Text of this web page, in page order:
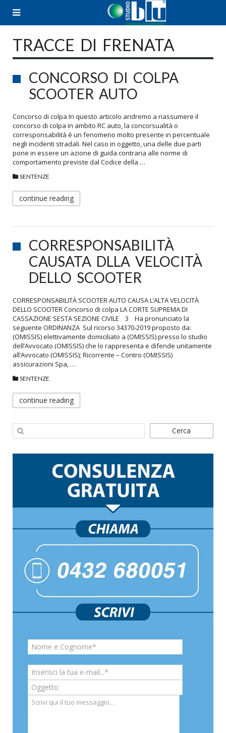
TRACCE DI FRENATA
CONCORSO DI COLPA
SCOOTER AUTO
Concorso di colpa In questo articolo andremo a riassumere il
concorso di colpa in ambito RC auto, la concorsualità o
corresponsabilità è un fenomeno molto presente in percentuale
negli incidenti stradali. Nel caso in oggetto, una delle due parti
pone in essere un azione di guida contraria alle norme di
comportamento previste dal Codice della …
SENTENZE
continue reading
CORRESPONSABILITÀ
CAUSATA DLLA VELOCITÀ
DELLO SCOOTER
CORRESPONSABILITÀ SCOOTER AUTO CAUSA L’ALTA VELOCITÀ
DELLO SCOOTER Concorso di colpa LA CORTE SUPREMA DI
CASSAZIONE SESTA SEZIONE CIVILE 3 Ha pronunciato la
seguente ORDINANZA Sul ricorso 34370-2019 proposto da:
(OMISSIS) elettivamente domiciliato a (OMISSIS) presso lo studio
dell’Avvocato (OMISSIS) che lo rappresenta e difende unitamente
all’Avvocato (OMISSIS); Ricorrente – Contro (OMISSIS)
assicurazioni Spa, …
SENTENZE
continue reading
Cerca